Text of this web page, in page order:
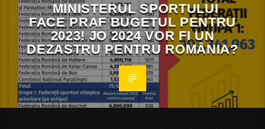
MINISTERUL SPORTULUI
FACE PRAF BUGETUL PENTRU
2023! JO 2024 VOR FI UN
DEZASTRU PENTRU ROMÂNIA?